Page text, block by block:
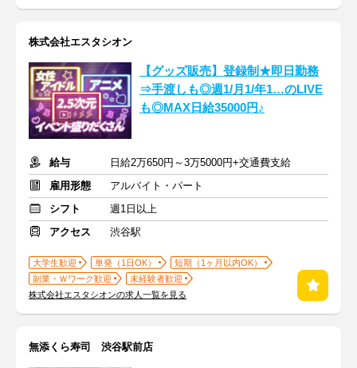
株式会社エスタシオン
【グッズ販売】登録制★即日勤務
⇒手渡しも◎週1/月1/年1…のLIVE
も◎MAX日給35000円♪
給与
日給2万650円～3万5000円+交通費支給
雇用形態
アルバイト・パート
シフト
週1日以上
アクセス
渋谷駅
大学生歓迎 単発（1日OK）
短期（1ヶ月以内OK）
副業・Ｗワーク歓迎
未経験者歓迎
株式会社エスタシオンの求人一覧を見る
無添くら寿司 渋谷駅前店